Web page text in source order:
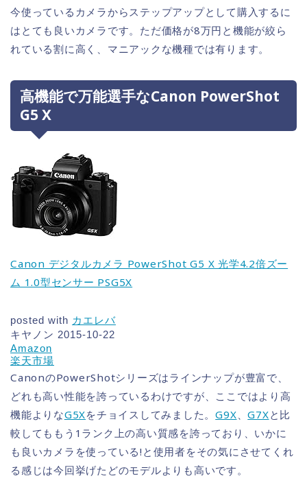
今使っているカメラからステップアップとして購入するに
はとても良いカメラです。ただ価格が8万円と機能が絞ら
れている割に高く、マニアックな機種では有ります。
高機能で万能選手なCanon PowerShot
G5 X
Canon デジタルカメラ PowerShot G5 X 光学4.2倍ズー
ム 1.0型センサー PSG5X
posted with カエレバ
キヤノン 2015-10-22
Amazon
楽天市場
CanonのPowerShotシリーズはラインナップが豊富で、
どれも高い性能を誇っているわけですが、ここではより高
機能よりなG5Xをチョイスしてみました。G9X、G7Xと比
較してももう1ランク上の高い質感を誇っており、いかに
も良いカメラを使っている!と使用者をその気にさせてくれ
る感じは今回挙げたどのモデルよりも高いです。